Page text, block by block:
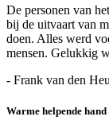
De personen van
bij de uitvaart van
doen. Alles werd
mensen. Gelukkig
- Frank van den
Warme helpende hand